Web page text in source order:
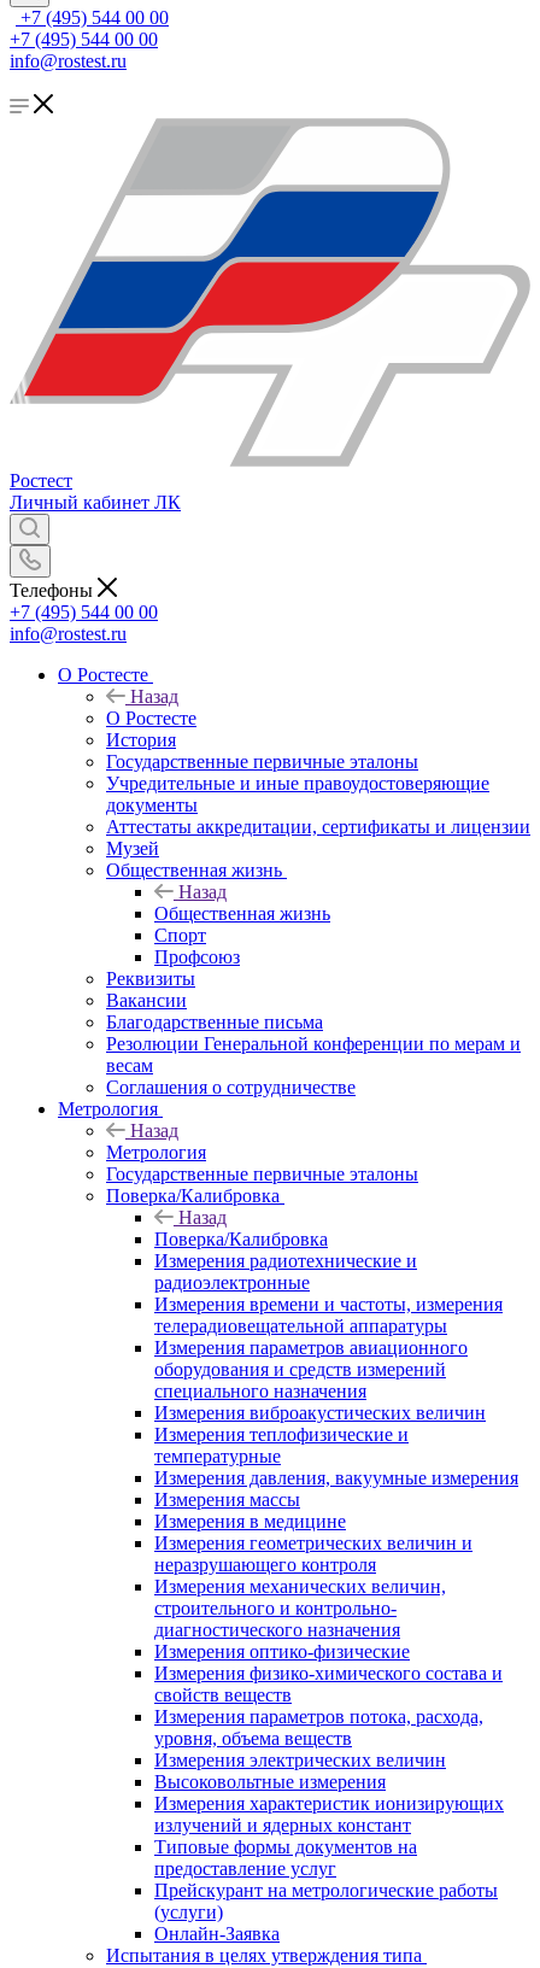
+7 (495) 544 00 00
+7 (495) 544 00 00
info@rostest.ru
Ростест
Личный кабинет ЛК
Телефоны
+7 (495) 544 00 00
info@rostest.ru
О Ростесте
Назад
О Ростесте
История
Государственные первичные эталоны
Учредительные и иные правоудостоверяющие
документы
Аттестаты аккредитации, сертификаты и лицензии
Музей
Общественная жизнь
Назад
Общественная жизнь
Спорт
Профсоюз
Реквизиты
Вакансии
Благодарственные письма
Резолюции Генеральной конференции по мерам и
весам
Соглашения о сотрудничестве
Метрология
Назад
Метрология
Государственные первичные эталоны
Поверка/Калибровка
Назад
Поверка/Калибровка
Измерения радиотехнические и
радиоэлектронные
Измерения времени и частоты, измерения
телерадиовещательной аппаратуры
Измерения параметров авиационного
оборудования и средств измерений
специального назначения
Измерения виброакустических величин
Измерения теплофизические и
температурные
Измерения давления, вакуумные измерения
Измерения массы
Измерения в медицине
Измерения геометрических величин и
неразрушающего контроля
Измерения механических величин,
строительного и контрольно-
диагностического назначения
Измерения оптико-физические
Измерения физико-химического состава и
свойств веществ
Измерения параметров потока, расхода,
уровня, объема веществ
Измерения электрических величин
Высоковольтные измерения
Измерения характеристик ионизирующих
излучений и ядерных констант
Типовые формы документов на
предоставление услуг
Прейскурант на метрологические работы
(услуги)
Онлайн-Заявка
Испытания в целях утверждения типа